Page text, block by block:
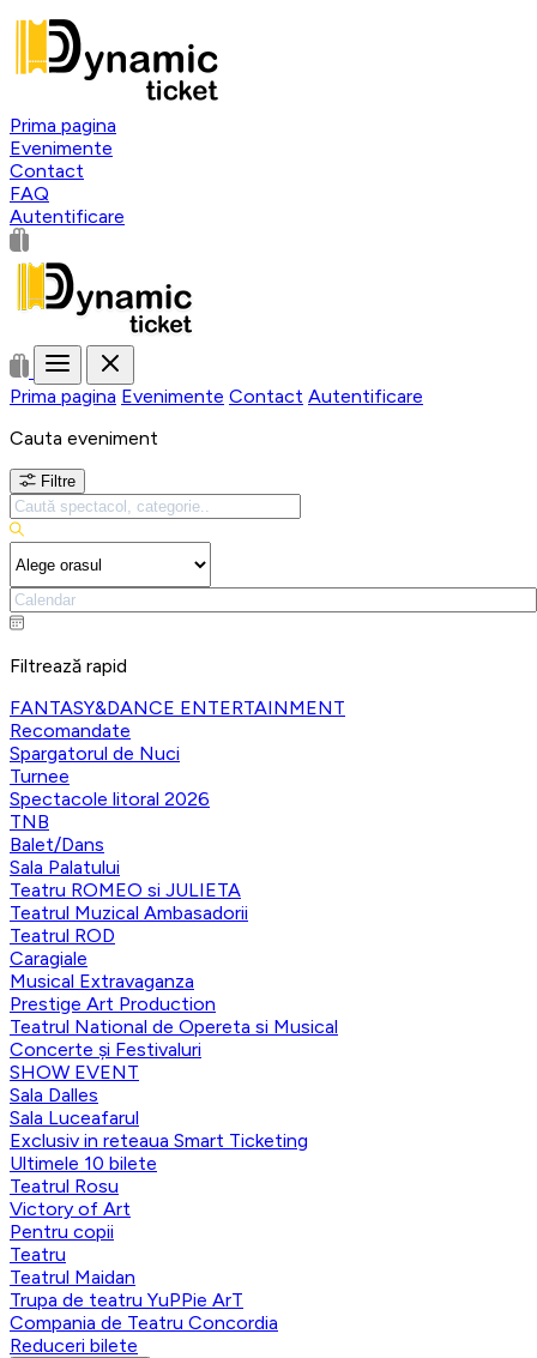
Prima pagina
Evenimente
Contact
FAQ
Autentificare
Prima pagina Evenimente Contact Autentificare
Cauta eveniment
Filtre
Filtrează rapid
FANTASY&DANCE ENTERTAINMENT
Recomandate
Spargatorul de Nuci
Turnee
Spectacole litoral 2026
TNB
Balet/Dans
Sala Palatului
Teatru ROMEO si JULIETA
Teatrul Muzical Ambasadorii
Teatrul ROD
Caragiale
Musical Extravaganza
Prestige Art Production
Teatrul National de Opereta si Musical
Concerte și Festivaluri
SHOW EVENT
Sala Dalles
Sala Luceafarul
Exclusiv in reteaua Smart Ticketing
Ultimele 10 bilete
Teatrul Rosu
Victory of Art
Pentru copii
Teatru
Teatrul Maidan
Trupa de teatru YuPPie ArT
Compania de Teatru Concordia
Reduceri bilete